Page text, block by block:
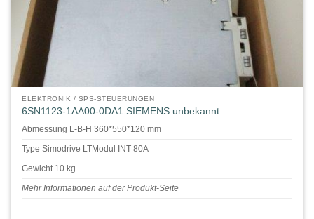
ELEKTRONIK / SPS-STEUERUNGEN
6SN1123-1AA00-0DA1 SIEMENS unbekannt
Abmessung L-B-H 360*550*120 mm
Type Simodrive LTModul INT 80A
Gewicht 10 kg
Mehr Informationen auf der Produkt-Seite